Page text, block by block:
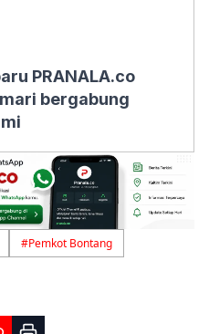
PRANALA.co
bergabung
#Pemkot Bontang